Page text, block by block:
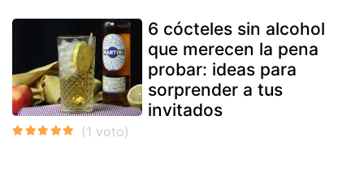
6 cócteles sin alcohol
que merecen la pena
probar: ideas para
sorprender a tus
invitados